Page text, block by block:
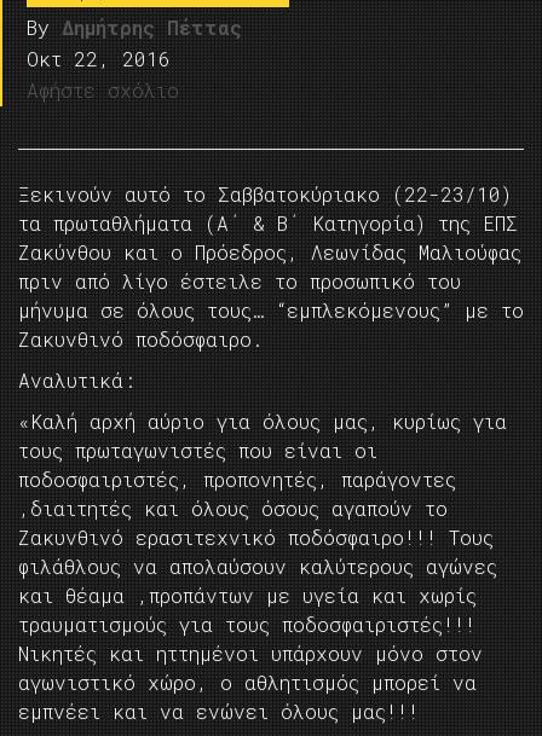
By Δημήτρης Πέττας
Οκτ 22, 2016
Αφήστε σχόλιο
Ξεκινούν αυτό το Σαββατοκύριακο (22-23/10)
τα πρωταθλήματα (Α΄ & Β΄ Κατηγορία) της ΕΠΣ
Ζακύνθου και ο Πρόεδρος, Λεωνίδας Μαλιούφας
πριν από λίγο έστειλε το προσωπικό του
μήνυμα σε όλους τους… “εμπλεκόμενους” με το
Ζακυνθινό ποδόσφαιρο.
Αναλυτικά:
«Καλή αρχή αύριο για όλους μας, κυρίως για
τους πρωταγωνιστές που είναι οι
ποδοσφαιριστές, προπονητές, παράγοντες
,διαιτητές και όλους όσους αγαπούν το
Ζακυνθινό ερασιτεχνικό ποδόσφαιρο!!! Τους
φιλάθλους να απολαύσουν καλύτερους αγώνες
και θέαμα ,προπάντων με υγεία και χωρίς
τραυματισμούς για τους ποδοσφαιριστές!!!
Νικητές και ηττημένοι υπάρχουν μόνο στον
αγωνιστικό χώρο, ο αθλητισμός μπορεί να
εμπνέει και να ενώνει όλους μας!!!